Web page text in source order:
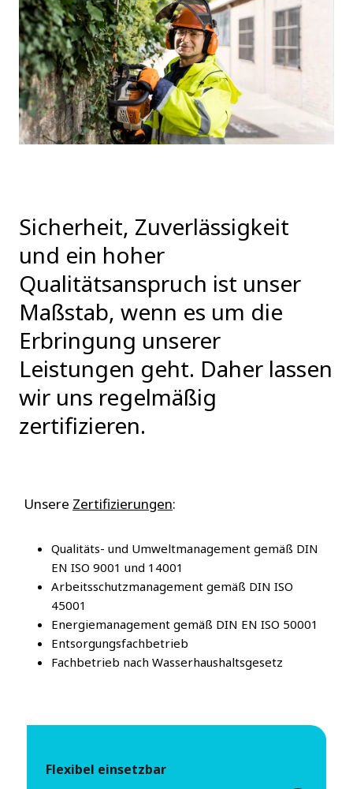
Sicherheit, Zuverlässigkeit
und ein hoher
Qualitätsanspruch ist unser
Maßstab, wenn es um die
Erbringung unserer
Leistungen geht. Daher lassen
wir uns regelmäßig
zertifizieren.
Unsere Zertifizierungen:
Qualitäts- und Umweltmanagement gemäß DIN
EN ISO 9001 und 14001
Arbeitsschutzmanagement gemäß DIN ISO
45001
Energiemanagement gemäß DIN EN ISO 50001
Entsorgungsfachbetrieb
Fachbetrieb nach Wasserhaushaltsgesetz
Flexibel einsetzbar